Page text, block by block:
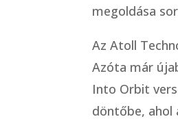
megoldása
Az Atoll
Azóta már
Into Orbit
döntőbe, ahol